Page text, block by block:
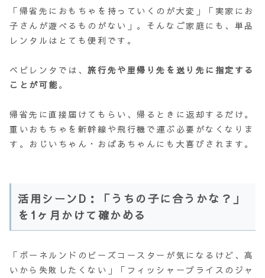
「帰省先におもちゃを持っていくのが大変」「実家にお
子さんが遊べるものがない」。そんなご家庭にも、単品
レンタルはとても便利です。
ベビレンタでは、旅行先や里帰り先を送り先に指定する
ことが可能。
帰省先に直接届けてもらい、帰るときに返却するだけ。
重いおもちゃを新幹線や飛行機で運ぶ必要がなくなりま
す。おじいちゃん・おばあちゃんにも大喜びされます。
活用シーンD：「うちの子に合うかな？」
を1ヶ月かけて確かめる
「ボーネルンドのビーズコースターが気になるけど、高
いから失敗したくない」「フィッシャープライスのジャ